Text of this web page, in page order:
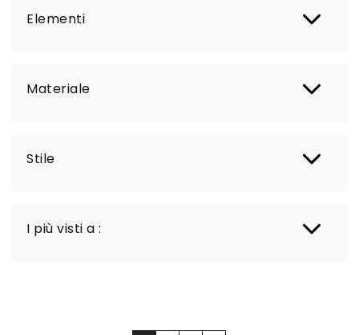
Elementi
Materiale
Stile
I più visti a :